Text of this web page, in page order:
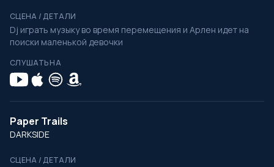
СЦЕНА / ДЕТАЛИ
Dj играть музыку во время перемещения и Арлен идет на
поиски маленькой девочки
СЛУШАТЬ НА
Paper Trails
DARKSIDE
СЦЕНА / ДЕТАЛИ